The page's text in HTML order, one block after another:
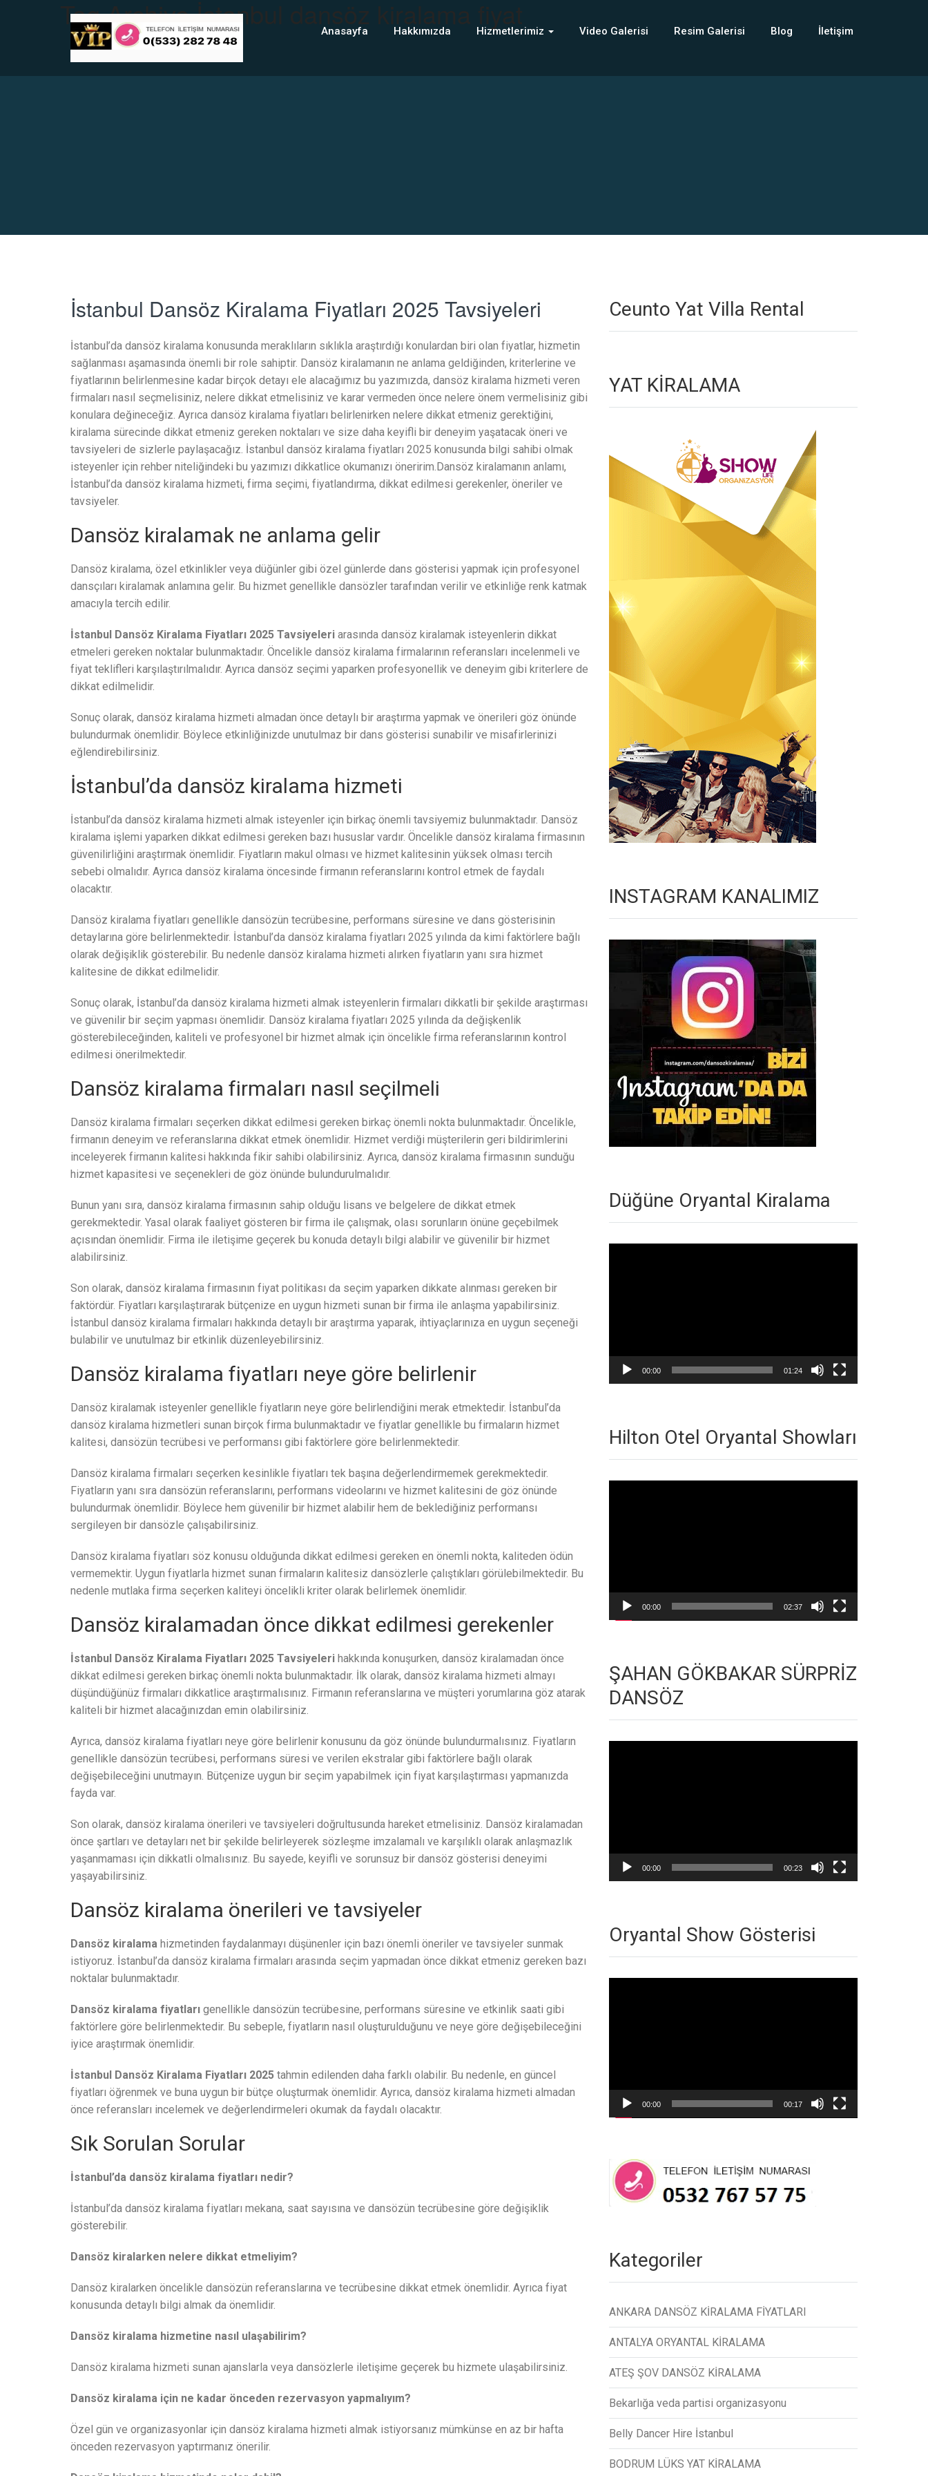
Anasayfa Hakkımızda Hizmetlerimiz Video Galerisi Resim Galerisi Blog İletişim
Tag Archiveİstanbul dansöz kiralama fiyat
İstanbul Dansöz Kiralama Fiyatları 2025 Tavsiyeleri
İstanbul’da dansöz kiralama konusunda meraklıların sıklıkla araştırdığı konulardan biri olan fiyatlar, hizmetin
sağlanması aşamasında önemli bir role sahiptir. Dansöz kiralamanın ne anlama geldiğinden, kriterlerine ve
fiyatlarının belirlenmesine kadar birçok detayı ele alacağımız bu yazımızda, dansöz kiralama hizmeti veren
firmaları nasıl seçmelisiniz, nelere dikkat etmelisiniz ve karar vermeden önce nelere önem vermelisiniz gibi
konulara değineceğiz. Ayrıca dansöz kiralama fiyatları belirlenirken nelere dikkat etmeniz gerektiğini,
kiralama sürecinde dikkat etmeniz gereken noktaları ve size daha keyifli bir deneyim yaşatacak öneri ve
tavsiyeleri de sizlerle paylaşacağız. İstanbul dansöz kiralama fiyatları 2025 konusunda bilgi sahibi olmak
isteyenler için rehber niteliğindeki bu yazımızı dikkatlice okumanızı öneririm.Dansöz kiralamanın anlamı,
İstanbul’da dansöz kiralama hizmeti, firma seçimi, fiyatlandırma, dikkat edilmesi gerekenler, öneriler ve
tavsiyeler.
Dansöz kiralamak ne anlama gelir
Dansöz kiralama, özel etkinlikler veya düğünler gibi özel günlerde dans gösterisi yapmak için profesyonel
dansçıları kiralamak anlamına gelir. Bu hizmet genellikle dansözler tarafından verilir ve etkinliğe renk katmak
amacıyla tercih edilir.
İstanbul Dansöz Kiralama Fiyatları 2025 Tavsiyeleri arasında dansöz kiralamak isteyenlerin dikkat
etmeleri gereken noktalar bulunmaktadır. Öncelikle dansöz kiralama firmalarının referansları incelenmeli ve
fiyat teklifleri karşılaştırılmalıdır. Ayrıca dansöz seçimi yaparken profesyonellik ve deneyim gibi kriterlere de
dikkat edilmelidir.
Sonuç olarak, dansöz kiralama hizmeti almadan önce detaylı bir araştırma yapmak ve önerileri göz önünde
bulundurmak önemlidir. Böylece etkinliğinizde unutulmaz bir dans gösterisi sunabilir ve misafirlerinizi
eğlendirebilirsiniz.
İstanbul’da dansöz kiralama hizmeti
İstanbul’da dansöz kiralama hizmeti almak isteyenler için birkaç önemli tavsiyemiz bulunmaktadır. Dansöz
kiralama işlemi yaparken dikkat edilmesi gereken bazı hususlar vardır. Öncelikle dansöz kiralama firmasının
güvenilirliğini araştırmak önemlidir. Fiyatların makul olması ve hizmet kalitesinin yüksek olması tercih
sebebi olmalıdır. Ayrıca dansöz kiralama öncesinde firmanın referanslarını kontrol etmek de faydalı
olacaktır.
Dansöz kiralama fiyatları genellikle dansözün tecrübesine, performans süresine ve dans gösterisinin
detaylarına göre belirlenmektedir. İstanbul’da dansöz kiralama fiyatları 2025 yılında da kimi faktörlere bağlı
olarak değişiklik gösterebilir. Bu nedenle dansöz kiralama hizmeti alırken fiyatların yanı sıra hizmet
kalitesine de dikkat edilmelidir.
Sonuç olarak, İstanbul’da dansöz kiralama hizmeti almak isteyenlerin firmaları dikkatli bir şekilde araştırması
ve güvenilir bir seçim yapması önemlidir. Dansöz kiralama fiyatları 2025 yılında da değişkenlik
gösterebileceğinden, kaliteli ve profesyonel bir hizmet almak için öncelikle firma referanslarının kontrol
edilmesi önerilmektedir.
Dansöz kiralama firmaları nasıl seçilmeli
Dansöz kiralama firmaları seçerken dikkat edilmesi gereken birkaç önemli nokta bulunmaktadır. Öncelikle,
firmanın deneyim ve referanslarına dikkat etmek önemlidir. Hizmet verdiği müşterilerin geri bildirimlerini
inceleyerek firmanın kalitesi hakkında fikir sahibi olabilirsiniz. Ayrıca, dansöz kiralama firmasının sunduğu
hizmet kapasitesi ve seçenekleri de göz önünde bulundurulmalıdır.
Bunun yanı sıra, dansöz kiralama firmasının sahip olduğu lisans ve belgelere de dikkat etmek
gerekmektedir. Yasal olarak faaliyet gösteren bir firma ile çalışmak, olası sorunların önüne geçebilmek
açısından önemlidir. Firma ile iletişime geçerek bu konuda detaylı bilgi alabilir ve güvenilir bir hizmet
alabilirsiniz.
Son olarak, dansöz kiralama firmasının fiyat politikası da seçim yaparken dikkate alınması gereken bir
faktördür. Fiyatları karşılaştırarak bütçenize en uygun hizmeti sunan bir firma ile anlaşma yapabilirsiniz.
İstanbul dansöz kiralama firmaları hakkında detaylı bir araştırma yaparak, ihtiyaçlarınıza en uygun seçeneği
bulabilir ve unutulmaz bir etkinlik düzenleyebilirsiniz.
Dansöz kiralama fiyatları neye göre belirlenir
Dansöz kiralamak isteyenler genellikle fiyatların neye göre belirlendiğini merak etmektedir. İstanbul’da
dansöz kiralama hizmetleri sunan birçok firma bulunmaktadır ve fiyatlar genellikle bu firmaların hizmet
kalitesi, dansözün tecrübesi ve performansı gibi faktörlere göre belirlenmektedir.
Dansöz kiralama firmaları seçerken kesinlikle fiyatları tek başına değerlendirmemek gerekmektedir.
Fiyatların yanı sıra dansözün referanslarını, performans videolarını ve hizmet kalitesini de göz önünde
bulundurmak önemlidir. Böylece hem güvenilir bir hizmet alabilir hem de beklediğiniz performansı
sergileyen bir dansözle çalışabilirsiniz.
Dansöz kiralama fiyatları söz konusu olduğunda dikkat edilmesi gereken en önemli nokta, kaliteden ödün
vermemektir. Uygun fiyatlarla hizmet sunan firmaların kalitesiz dansözlerle çalıştıkları görülebilmektedir. Bu
nedenle mutlaka firma seçerken kaliteyi öncelikli kriter olarak belirlemek önemlidir.
Dansöz kiralamadan önce dikkat edilmesi gerekenler
İstanbul Dansöz Kiralama Fiyatları 2025 Tavsiyeleri hakkında konuşurken, dansöz kiralamadan önce
dikkat edilmesi gereken birkaç önemli nokta bulunmaktadır. İlk olarak, dansöz kiralama hizmeti almayı
düşündüğünüz firmaları dikkatlice araştırmalısınız. Firmanın referanslarına ve müşteri yorumlarına göz atarak
kaliteli bir hizmet alacağınızdan emin olabilirsiniz.
Ayrıca, dansöz kiralama fiyatları neye göre belirlenir konusunu da göz önünde bulundurmalısınız. Fiyatların
genellikle dansözün tecrübesi, performans süresi ve verilen ekstralar gibi faktörlere bağlı olarak
değişebileceğini unutmayın. Bütçenize uygun bir seçim yapabilmek için fiyat karşılaştırması yapmanızda
fayda var.
Son olarak, dansöz kiralama önerileri ve tavsiyeleri doğrultusunda hareket etmelisiniz. Dansöz kiralamadan
önce şartları ve detayları net bir şekilde belirleyerek sözleşme imzalamalı ve karşılıklı olarak anlaşmazlık
yaşanmaması için dikkatli olmalısınız. Bu sayede, keyifli ve sorunsuz bir dansöz gösterisi deneyimi
yaşayabilirsiniz.
Dansöz kiralama önerileri ve tavsiyeler
Dansöz kiralama hizmetinden faydalanmayı düşünenler için bazı önemli öneriler ve tavsiyeler sunmak
istiyoruz. İstanbul’da dansöz kiralama firmaları arasında seçim yapmadan önce dikkat etmeniz gereken bazı
noktalar bulunmaktadır.
Dansöz kiralama fiyatları genellikle dansözün tecrübesine, performans süresine ve etkinlik saati gibi
faktörlere göre belirlenmektedir. Bu sebeple, fiyatların nasıl oluşturulduğunu ve neye göre değişebileceğini
iyice araştırmak önemlidir.
İstanbul Dansöz Kiralama Fiyatları 2025 tahmin edilenden daha farklı olabilir. Bu nedenle, en güncel
fiyatları öğrenmek ve buna uygun bir bütçe oluşturmak önemlidir. Ayrıca, dansöz kiralama hizmeti almadan
önce referansları incelemek ve değerlendirmeleri okumak da faydalı olacaktır.
Sık Sorulan Sorular
İstanbul’da dansöz kiralama fiyatları nedir?
İstanbul’da dansöz kiralama fiyatları mekana, saat sayısına ve dansözün tecrübesine göre değişiklik
gösterebilir.
Dansöz kiralarken nelere dikkat etmeliyim?
Dansöz kiralarken öncelikle dansözün referanslarına ve tecrübesine dikkat etmek önemlidir. Ayrıca fiyat
konusunda detaylı bilgi almak da önemlidir.
Dansöz kiralama hizmetine nasıl ulaşabilirim?
Dansöz kiralama hizmeti sunan ajanslarla veya dansözlerle iletişime geçerek bu hizmete ulaşabilirsiniz.
Dansöz kiralama için ne kadar önceden rezervasyon yapmalıyım?
Özel gün ve organizasyonlar için dansöz kiralama hizmeti almak istiyorsanız mümkünse en az bir hafta
önceden rezervasyon yaptırmanız önerilir.
Ceunto Yat Villa Rental
YAT KİRALAMA
INSTAGRAM KANALIMIZ
Düğüne Oryantal Kiralama
00:00 01:24
Hilton Otel Oryantal Showları
00:00 02:37
ŞAHAN GÖKBAKAR SÜRPRİZ
DANSÖZ
00:00 00:23
Oryantal Show Gösterisi
00:00 00:17
Kategoriler
ANKARA DANSÖZ KİRALAMA FİYATLARI
ANTALYA ORYANTAL KİRALAMA
ATEŞ ŞOV DANSÖZ KİRALAMA
Bekarlığa veda partisi organizasyonu
Belly Dancer Hire İstanbul
BODRUM LÜKS YAT KİRALAMA